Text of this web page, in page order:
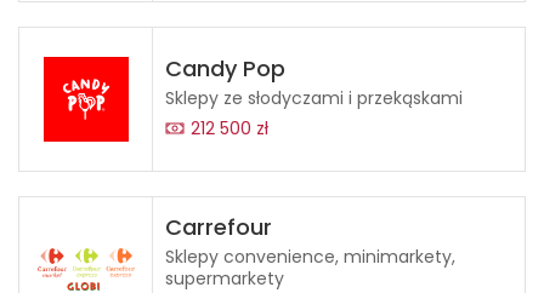
Candy Pop
Sklepy ze słodyczami i przekąskami
212 500 zł
Carrefour
Sklepy convenience, minimarkety,
supermarkety